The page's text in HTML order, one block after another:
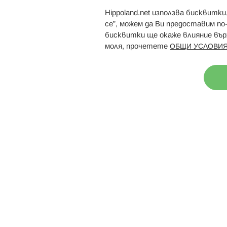
Брошури Магазини
Hippoland.net използва
се”, можем да Ви предоставим
бисквитки ще окаже влияние
моля, прочетете ОБЩИ